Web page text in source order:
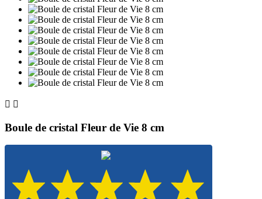
 
Boule de cristal Fleur de Vie 8 cm